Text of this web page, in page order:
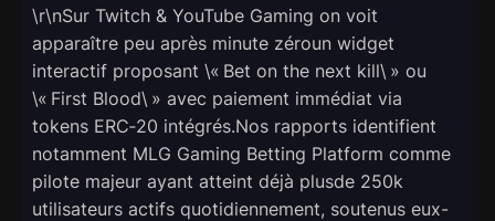
\r\nSur Twitch & YouTube Gaming on voit
apparaître peu après minute zéroun widget
interactif proposant \« Bet on the next kill\ » ou
\« First Blood\ » avec paiement immédiat via
tokens ERC‑20 intégrés.Nos rapports identifient
notamment MLG Gaming Betting Platform comme
pilote majeur ayant atteint déjà plusde 250k
utilisateurs actifs quotidiennement, soutenus eux-